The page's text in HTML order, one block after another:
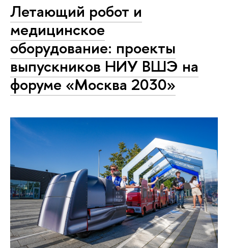
Летающий робот и
медицинское
оборудование: проекты
выпускников НИУ ВШЭ на
форуме «Москва 2030»